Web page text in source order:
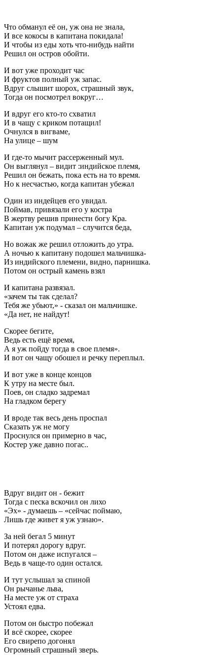
Что обманул её он, уж она не знала,
И все кокосы в капитана покидала!
И чтобы из еды хоть что-нибудь найти
Решил он остров обойти.
И вот уже проходит час
И фруктов полный уж запас.
Вдруг слышит шорох, страшный звук,
Тогда он посмотрел вокруг…
И вдруг его кто-то схватил
И в чащу с криком потащил!
Очнулся в вигваме,
На улице – шум
И где-то мычит рассерженный мул.
Он выглянул – видит :индийское племя,
Решил он бежать, пока есть на то время.
Но к несчастью, когда капитан убежал
Один из индейцев его увидал.
Поймав, привязали его у костра
В жертву решив принести богу Кра.
Капитан уж подумал – случится беда,
Но вожак же решил отложить до утра.
А ночью к капитану подошел мальчишка-
Из индийского племени, видно, парнишка.
Потом он острый камень взял
И капитана развязал.
«зачем ты так сделал?
Тебя же убьют,» - сказал он мальчишке.
«Да нет, не найдут!
Скорее бегите,
Ведь есть ещё время,
А я уж пойду тогда в свое племя».
И вот он чащу обошел и речку переплыл.
И вот уже в конце концов
К утру на месте был.
Поев, он сладко задремал
На гладком берегу
И вроде так весь день проспал
Сказать уж не могу
Проснулся он примерно в час,
Костер уже давно погас..
Вдруг видит он - бежит
Тогда с песка вскочил он лихо
«Эх» - думаешь – «сейчас поймаю,
Лишь где живет я уж узнаю».
За ней бегал 5 минут
И потерял дорогу вдруг.
Потом он даже испугался –
Ведь в чаще-то один остался.
И тут услышал за спиной
Он рычанье льва,
На месте уж от страха
Устоял едва.
Потом он быстро побежал
И всё скорее, скорее
Его свирепо догонял
Огромный страшный зверь.